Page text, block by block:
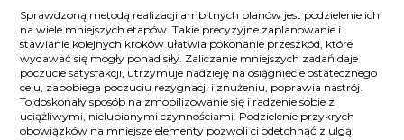
Sprawdzoną metodą realizacji ambitnych planów jest podzielenie ich
na wiele mniejszych etapów. Takie precyzyjne zaplanowanie i
stawianie kolejnych kroków ułatwia pokonanie przeszkód, które
wydawać się mogły ponad siły. Zaliczanie mniejszych zadań daje
poczucie satysfakcji, utrzymuje nadzieję na osiągnięcie ostatecznego
celu, zapobiega poczuciu rezygnacji i znużeniu, poprawia nastrój.
To doskonały sposób na zmobilizowanie się i radzenie sobie z
uciążliwymi, nielubianymi czynnościami. Podzielenie przykrych
obowiązków na mniejsze elementy pozwoli ci odetchnąć z ulgą: